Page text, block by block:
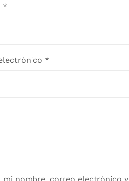
*
*
mi nombre, correo electrónico